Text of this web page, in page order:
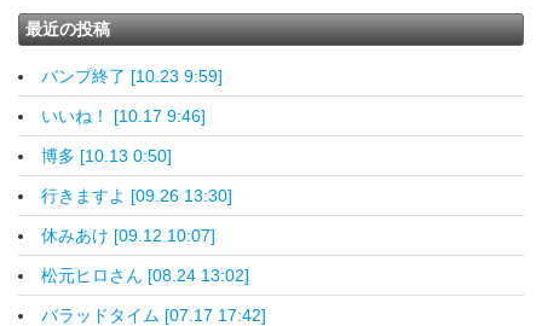
最近の投稿
バンプ終了 [10.23 9:59]
いいね！ [10.17 9:46]
博多 [10.13 0:50]
行きますよ [09.26 13:30]
休みあけ [09.12 10:07]
松元ヒロさん [08.24 13:02]
バラッドタイム [07.17 17:42]